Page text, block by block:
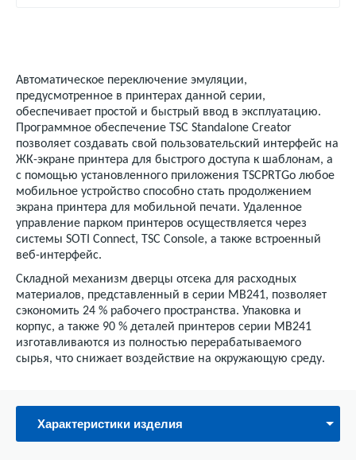
Автоматическое переключение эмуляции,
предусмотренное в принтерах данной серии,
обеспечивает простой и быстрый ввод в эксплуатацию.
Программное обеспечение TSC Standalone Creator
позволяет создавать свой пользовательский интерфейс на
ЖК-экране принтера для быстрого доступа к шаблонам, а
с помощью установленного приложения TSCPRTGo любое
мобильное устройство способно стать продолжением
экрана принтера для мобильной печати. Удаленное
управление парком принтеров осуществляется через
системы SOTI Connect, TSC Console, а также встроенный
веб-интерфейс.
Складной механизм дверцы отсека для расходных
материалов, представленный в серии MB241, позволяет
сэкономить 24 % рабочего пространства. Упаковка и
корпус, а также 90 % деталей принтеров серии MB241
изготавливаются из полностью перерабатываемого
сырья, что снижает воздействие на окружающую среду.
Характеристики изделия